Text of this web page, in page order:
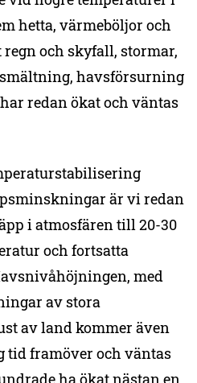
hetta, värmeböljor och
och skyfall, stormar,
havsförsurning
redan ökat och väntas
är vi redan
i atmosfären till 20-30
och fortsatta
med
av stora
av land kommer även
tid framöver och väntas
ha ökat nästan en